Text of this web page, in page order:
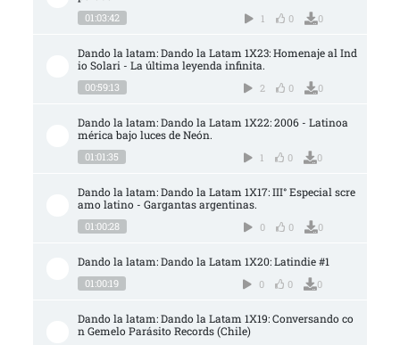
01:03:42 1 0 0
Dando la latam: Dando la Latam 1X23: Homenaje al Ind
io Solari - La última leyenda infinita.
00:59:13 2 0 0
Dando la latam: Dando la Latam 1X22: 2006 - Latinoa
mérica bajo luces de Neón.
01:01:35 1 0 0
Dando la latam: Dando la Latam 1X17: III° Especial scre
amo latino - Gargantas argentinas.
01:00:28 0 0 0
Dando la latam: Dando la Latam 1X20: Latindie #1
01:00:19 0 0 0
Dando la latam: Dando la Latam 1X19: Conversando co
n Gemelo Parásito Records (Chile)